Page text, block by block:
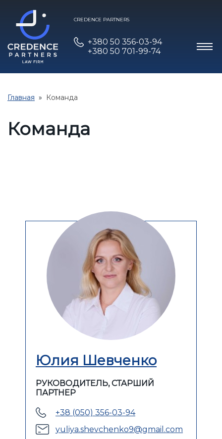
CREDENCE PARTNERS
+380 50 356-03-94
+380 50 701-99-74
Главная Команда
Команда
Юлия Шевченко
РУКОВОДИТЕЛЬ, СТАРШИЙ
ПАРТНЕР
+38 (050) 356-03-94
yuliya.shevchenko9@gmail.com